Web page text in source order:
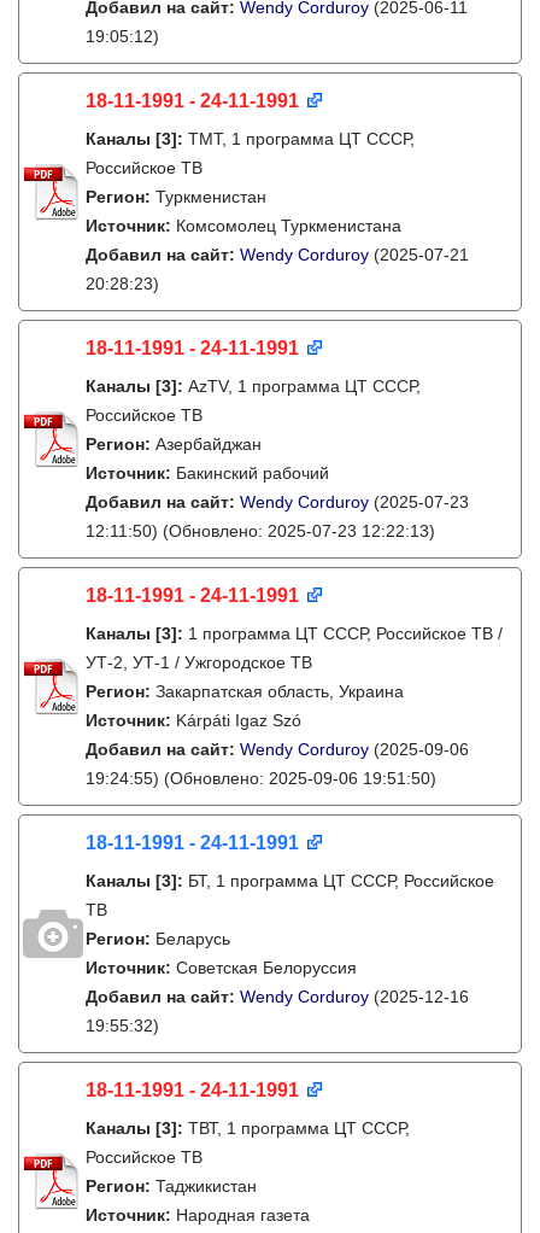
Добавил на сайт: Wendy Corduroy (2025-06-11
19:05:12)
18-11-1991 - 24-11-1991
Каналы [3]: TMT, 1 программа ЦТ СССР,
Российское ТВ
Регион: Туркменистан
Источник: Комсомолец Туркменистана
Добавил на сайт: Wendy Corduroy (2025-07-21
20:28:23)
18-11-1991 - 24-11-1991
Каналы [3]: AzTV, 1 программа ЦТ СССР,
Российское ТВ
Регион: Азербайджан
Источник: Бакинский рабочий
Добавил на сайт: Wendy Corduroy (2025-07-23
12:11:50) (Обновлено: 2025-07-23 12:22:13)
18-11-1991 - 24-11-1991
Каналы [3]: 1 программа ЦТ СССР, Российское ТВ /
УТ-2, УТ-1 / Ужгородское ТВ
Регион: Закарпатская область, Украина
Источник: Kárpáti Igaz Szó
Добавил на сайт: Wendy Corduroy (2025-09-06
19:24:55) (Обновлено: 2025-09-06 19:51:50)
18-11-1991 - 24-11-1991
Каналы [3]: БТ, 1 программа ЦТ СССР, Российское
ТВ
Регион: Беларусь
Источник: Советская Белоруссия
Добавил на сайт: Wendy Corduroy (2025-12-16
19:55:32)
18-11-1991 - 24-11-1991
Каналы [3]: ТВТ, 1 программа ЦТ СССР,
Российское ТВ
Регион: Таджикистан
Источник: Народная газета